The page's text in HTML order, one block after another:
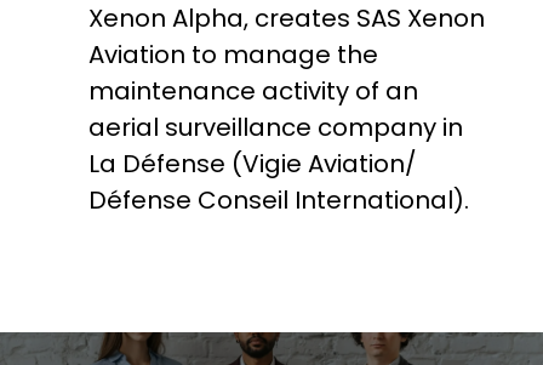
Xenon Alpha, creates SAS Xenon
Aviation to manage the
maintenance activity of an
aerial surveillance company in
La Défense (Vigie Aviation/
Défense Conseil International).